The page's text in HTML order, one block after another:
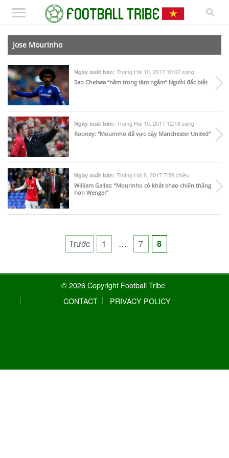
Jose Mourinho
Ngày xuất bản: Tháng Hai 10, 2017 10:07 sáng
Sao Chelsea “nằm trong tầm ngắm” Người đặc biệt
Ngày xuất bản: Tháng Hai 10, 2017 12:16 sáng
Rooney: “Mourinho đã vực dậy Manchester United”
Ngày xuất bản: Tháng Hai 8, 2017 7:59 chiều
William Gallas: “Mourinho có khát khao chiến thắng
hơn Wenger”
Posts
pagination
Trước 1 … 7 8
© 2026 Copyright Football Tribe
CONTACT
PRIVACY POLICY